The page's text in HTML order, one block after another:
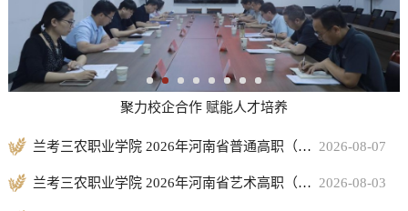
聚力校企合作 赋能人才培养
2026-08-07
兰考三农职业学院 2026年河南省普通高职（专科）批征集志愿公告
2026-08-03
兰考三农职业学院 2026年河南省艺术高职（专科）批征集志愿公告